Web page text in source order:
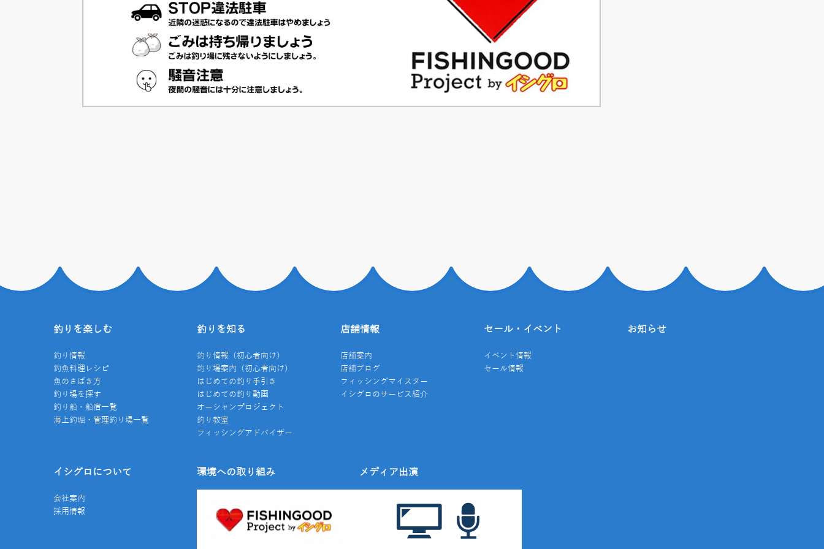
釣りを楽しむ
釣り情報
釣魚料理レシピ
魚のさばき方
釣り場を探す
釣り船・船宿一覧
海上釣堀・管理釣り場一覧
釣りを知る
釣り情報（初心者向け）
釣り場案内（初心者向け）
はじめての釣り手引き
はじめての釣り動画
オーシャンプロジェクト
釣り教室
フィッシングアドバイザー
店舗情報
店舗案内
店舗ブログ
フィッシングマイスター
イシグロのサービス紹介
セール・イベント
イベント情報
セール情報
お知らせ
イシグロについて
会社案内
採用情報
環境への取り組み メディア出演